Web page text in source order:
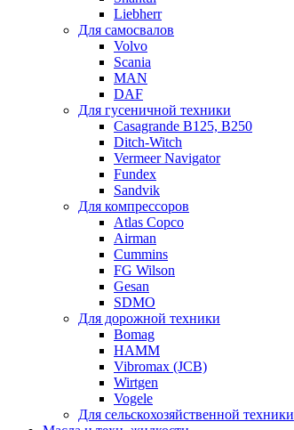
Liebherr
Для самосвалов
Volvo
Scania
MAN
DAF
Для гусеничной техники
Casagrande B125, B250
Ditch-Witch
Vermeer Navigator
Fundex
Sandvik
Для компрессоров
Atlas Copco
Airman
Cummins
FG Wilson
Gesan
SDMO
Для дорожной техники
Bomag
HAMM
Vibromax (JCB)
Wirtgen
Vogele
Для сельскохозяйственной техники